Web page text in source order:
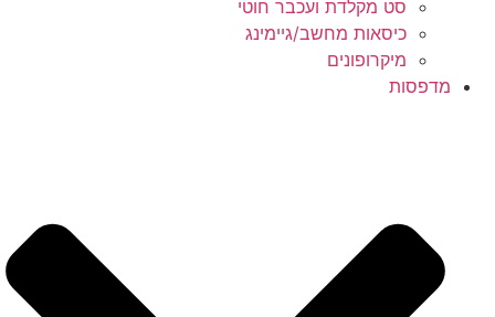
סט מקלדת ועכבר חוטי
כיסאות מחשב/גיימינג
מיקרופונים
מדפסות